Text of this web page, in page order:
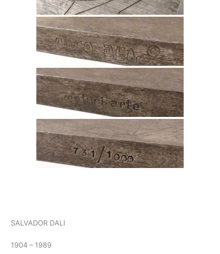
SALVADOR DALI
1904 – 1989